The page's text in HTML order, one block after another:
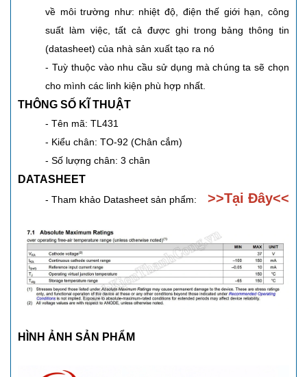
về môi trường như: nhiệt độ, điện thế giới hạn, công
suất làm việc, tất cả được ghi trong bảng thông tin
(datasheet) của nhà sản xuất tạo ra nó
- Tuỳ thuộc vào nhu cầu sử dụng mà chúng ta sẽ chọn
cho mình các linh kiện phù hợp nhất.
THÔNG SỐ KĨ THUẬT
- Tên mã: TL431
- Kiểu chân: TO-92 (Chân cắm)
- Số lượng chân: 3 chân
DATASHEET
- Tham khảo Datasheet sản phẩm: >>Tại Đây<<
HÌNH ẢNH SẢN PHẨM